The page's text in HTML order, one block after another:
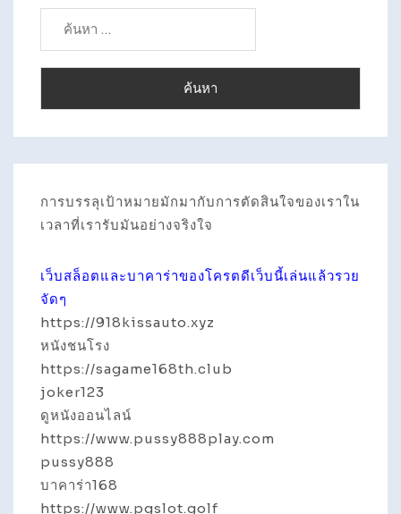
ค้นหา
สำหรับ:
การบรรลุเป้าหมายมักมากับการตัดสินใจของเราใน
เวลาที่เรารับมันอย่างจริงใจ
เว็บสล็อตและบาคาร่าของโครตดีเว็บนี้เล่นแล้วรวย
จัดๆ
https://918kissauto.xyz
หนังชนโรง
https://sagame168th.club
joker123
ดูหนังออนไลน์
https://www.pussy888play.com
pussy888
บาคาร่า168
https://www.pgslot.golf